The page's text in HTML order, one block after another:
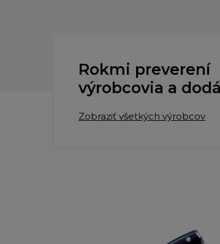
Rokmi preverení
výrobcovia a
Zobraziť všetkých výrobcov